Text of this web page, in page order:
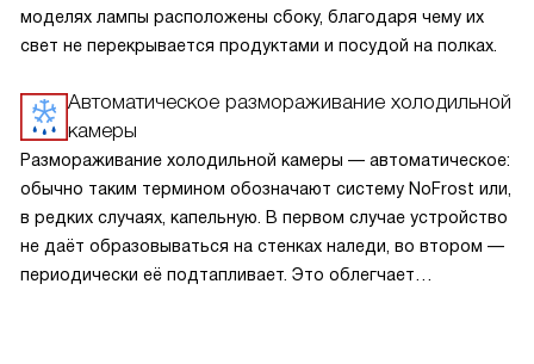
моделях лампы расположены сбоку, благодаря чему их
свет не перекрывается продуктами и посудой на полках.
Автоматическое размораживание холодильной
камеры
Размораживание холодильной камеры — автоматическое:
обычно таким термином обозначают систему NoFrost или,
в редких случаях, капельную. В первом случае устройство
не даёт образовываться на стенках наледи, во втором —
периодически её подтапливает. Это облегчает